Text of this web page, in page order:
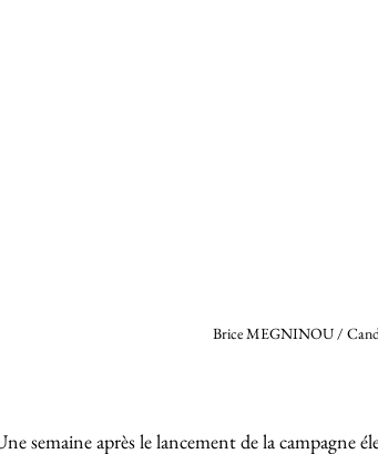
Brice MEGNINOU /
semaine après le lancement de la campagne